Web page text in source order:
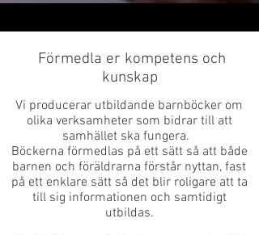
Förmedla er kompetens och
kunskap
Vi producerar utbildande barnböcker om
olika verksamheter som bidrar till att
samhället ska fungera.
Böckerna förmedlas på ett sätt så att både
barnen och föräldrarna förstår nyttan, fast
på ett enklare sätt så det blir roligare att ta
till sig informationen och samtidigt
utbildas.